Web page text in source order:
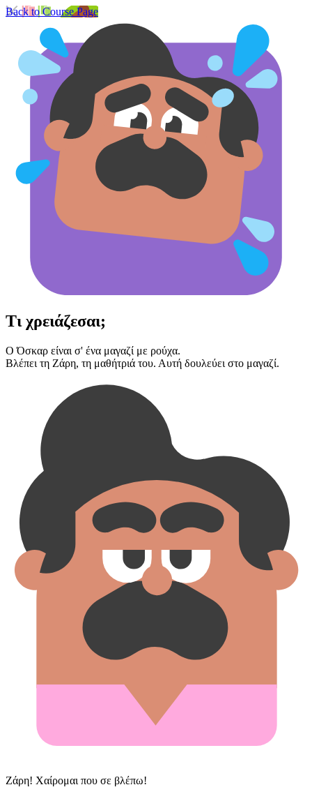
Back to Course Page
Τι χρειάζεσαι;
Ο Όσκαρ είναι σ' ένα μαγαζί με ρούχα.
Βλέπει τη Ζάρη, τη μαθήτριά του. Αυτή δουλεύει στο μαγαζί.
Ζάρη! Χαίρομαι που σε βλέπω!